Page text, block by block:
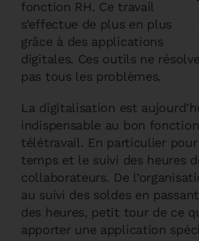
fonction RH. Ce travail
s’effectue de plus en plus
grâce à des applications
digitales. Ces outils ne
pas tous les problèmes.
La digitalisation est
indispensable au bon
télétravail. En particulier
temps et le suivi des heures
collaborateurs. De
au suivi des soldes en
des heures, petit tour de ce
apporter une application